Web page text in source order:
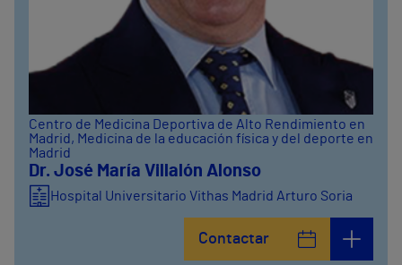
Centro de Medicina Deportiva de Alto Rendimiento en
Madrid, Medicina de la educación física y del deporte en
Madrid
Dr. José María Villalón Alonso
Hospital Universitario Vithas Madrid Arturo Soria
Contactar